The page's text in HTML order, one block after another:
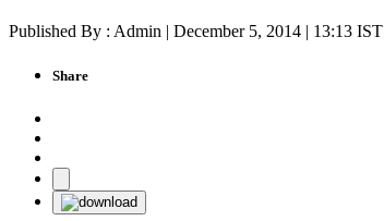
Published By : Admin | December 5, 2014 | 13:13 IST
Share